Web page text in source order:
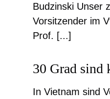
Budzinski Unser
Vorsitzender im
Prof. [...]
30 Grad sind
In Vietnam sind